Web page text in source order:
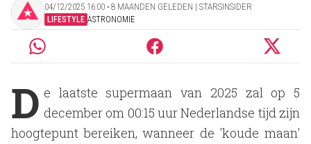
04/12/2025 16:00 ‧ 8 MAANDEN GELEDEN | STARSINSIDER
LIFESTYLE ASTRONOMIE
D e laatste supermaan van 2025 zal op 5
december om 00:15 uur Nederlandse tijd zijn
hoogtepunt bereiken, wanneer de 'koude maan'